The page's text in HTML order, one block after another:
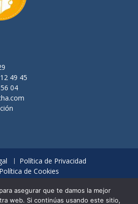
49 45
04
Política de Privacidad
Política de Cookies
asegurar que te damos la mejor
web. Si continúas usando este sitio,